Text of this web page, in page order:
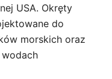
USA. Okręty
do
morskich oraz